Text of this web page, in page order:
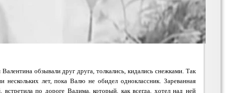
обзывали друг друга, толкались, кидались снежками. Так
нескольких лет, пока Валю не обидел одноклассник. Зареванная
встретила по дороге Вадима, который, как всегда, хотел над ней